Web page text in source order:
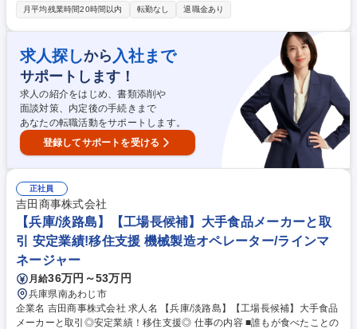
まで工場運営全般をお任せし、将来は工場長として活躍を期待します。自
料・資材受入・在庫管理・発注補助 ■数日～数週間先の生産計画策定、製
造・パートスタッフ人員配置 ■レシピ管理、製造機械設定・段取り替え・
トラブル対応 ■作業の標準化・マニュアル作成、5S活動推進、品質・生産
性向上のための現場改善 ※荷物（最大12kg程度）の持ち運びの作業もご
ざいます。 募集職種 大阪市【生産管理/将来の工場長候補】100年企業で
現場改善と工場運営を担う
月平均残業時間20時間以内 転勤なし 退職金あり
求人探しから 入社まで
サポートします！
求人の紹介をはじめ、書類添削や
面談対策、内定後の手続きまで
あなたの転職活動をサポートします。
登録してサポートを受ける
正社員
吉田商事株式会社
【兵庫/淡路島】【工場長候補】大手食品メーカーと取
引 安定業績!移住支援 機械製造オペレーター/ラインマ
ネージャー
月給36万円～53万円
兵庫県南あわじ市
企業名 吉田商事株式会社 求人名 【兵庫/淡路島】【工場長候補】大手食品
メーカーと取引◎安定業績！移住支援◎ 仕事の内容 ■誰もが食べたことの